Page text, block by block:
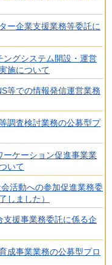
ー企業支援業務等委託に
グシステム開設・運営
施について
等での情報発信運営業務
調査検討業務の公募型プ
ケーション促進事業業
いて
活動への参加促進業務委
しました）
援事業務委託に係る企
成事業業務の公募型プロ